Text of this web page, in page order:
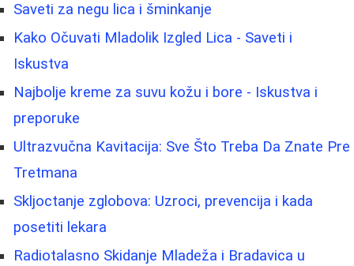
Saveti za negu lica i šminkanje
Kako Očuvati Mladolik Izgled Lica - Saveti i
Iskustva
Najbolje kreme za suvu kožu i bore - Iskustva i
preporuke
Ultrazvučna Kavitacija: Sve Što Treba Da Znate Pre
Tretmana
Skljoctanje zglobova: Uzroci, prevencija i kada
posetiti lekara
Radiotalasno Skidanje Mladeža i Bradavica u